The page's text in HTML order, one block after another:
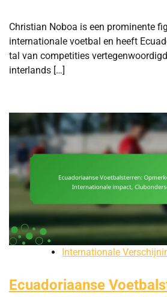
Christian Noboa is een prominente
internationale voetbal en heeft
tal van competities
interlands […]
Internationale
Ecuadoriaanse